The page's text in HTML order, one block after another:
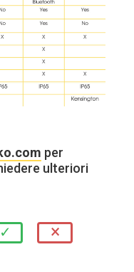
per
ulteriori
✓ ×